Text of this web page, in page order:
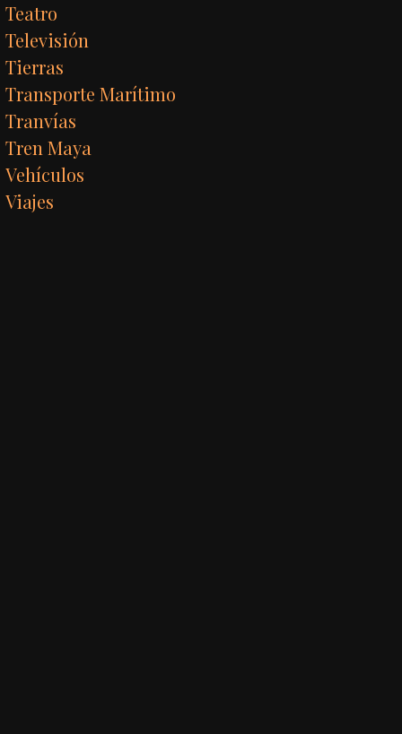
Teatro
Televisión
Tierras
Transporte Marítimo
Tranvías
Tren Maya
Vehículos
Viajes